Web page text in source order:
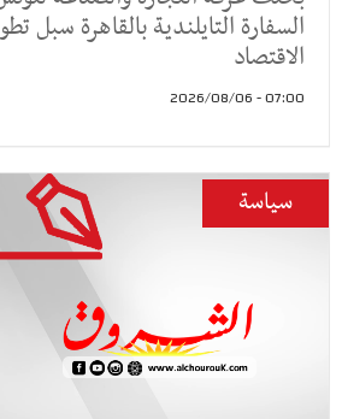
السفارة التايلندية بالقاهرة سبل
الاقتصاد
07:00 - 2026/08/06
سياسة